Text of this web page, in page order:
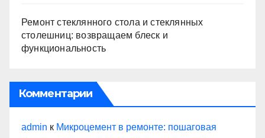
Ремонт стеклянного стола и стеклянных
столешниц: возвращаем блеск и
функциональность
Комментарии
admin к Микроцемент в ремонте: пошаговая